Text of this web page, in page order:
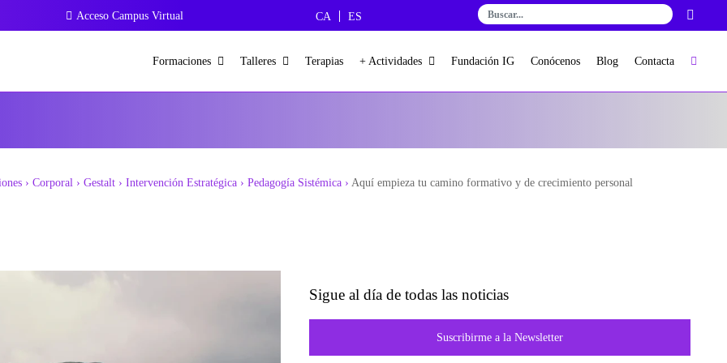
Acceso Campus Virtual CA ES
Formaciones Talleres Terapias + Actividades Fundación IG Conócenos Blog Contacta
› Corporal › Gestalt › Intervención Estratégica › Pedagogía Sistémica › Aquí empieza tu camino formativo y de crecimiento personal
Sigue al día de todas las noticias
Suscribirme a la Newsletter